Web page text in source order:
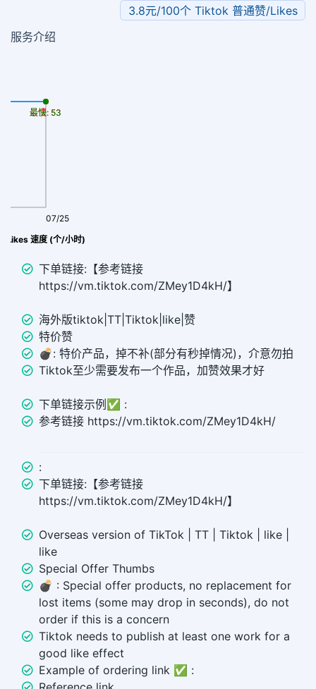
3.8元/100个 Tiktok 普通赞/Likes
服务介绍
Tiktok 普通赞/Likes 速度 (个/小时)
07/25
最慢: 53
最快: 53
下单链接:【参考链接
https://vm.tiktok.com/ZMey1D4kH/】
海外版tiktok|TT|Tiktok|like|赞
特价赞
💣︎: 特价产品，掉不补(部分有秒掉情况)，介意勿拍
Tiktok至少需要发布一个作品，加赞效果才好
下单链接示例✅ :
参考链接 https://vm.tiktok.com/ZMey1D4kH/
:
下单链接:【参考链接
https://vm.tiktok.com/ZMey1D4kH/】
Overseas version of TikTok | TT | Tiktok | like |
like
Special Offer Thumbs
💣 ︎: Special offer products, no replacement for
lost items (some may drop in seconds), do not
order if this is a concern
Tiktok needs to publish at least one work for a
good like effect
Example of ordering link ✅ :